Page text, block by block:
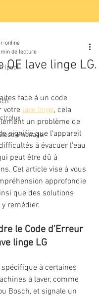
OE lave linge LG.
online
min de lecture
face à un code
votre lave linge, cela
un problème de
signifie que l'appareil
à évacuer l'eau
peut être dû à
Cet article vise à vous
approfondie
que des solutions
remédier.
le Code d'Erreur
linge LG
spécifique à certaines
à laver, comme
Bosch, et signale un